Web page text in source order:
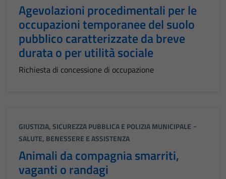
Agevolazioni procedimentali per le
occupazioni temporanee del suolo
pubblico caratterizzate da breve
durata o per utilità sociale
Richiesta di concessione di occupazione
GIUSTIZIA, SICUREZZA PUBBLICA E POLIZIA MUNICIPALE -
SALUTE, BENESSERE E ASSISTENZA
Animali da compagnia smarriti,
vaganti o randagi